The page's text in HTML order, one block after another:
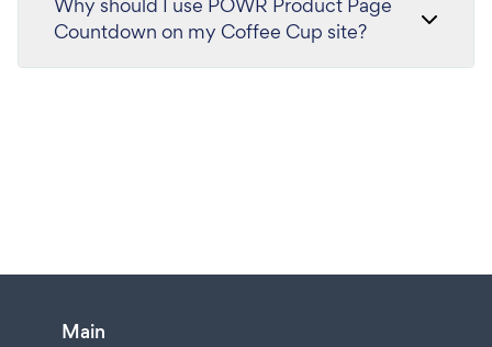
Why should I use POWR Product Page
Countdown on my Coffee Cup site?
Main